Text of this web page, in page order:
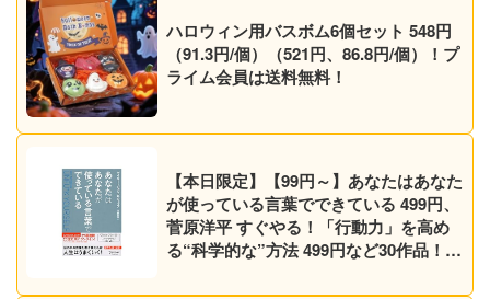
ハロウィン用バスボム6個セット 548円
（91.3円/個）（521円、86.8円/個）！プ
ライム会員は送料無料！
【本日限定】【99円～】あなたはあなた
が使っている言葉でできている 499円、
菅原洋平 すぐやる！「行動力」を高め
る“科学的な”方法 499円など30作品！